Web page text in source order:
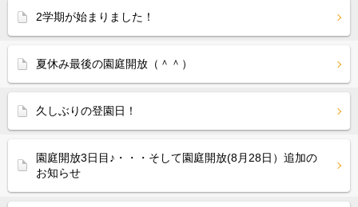
2学期が始まりました！
夏休み最後の園庭開放（＾＾）
久しぶりの登園日！
園庭開放3日目♪・・・そして園庭開放(8月28日）追加の
お知らせ